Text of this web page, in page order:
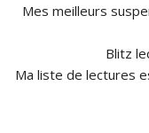
Mes meilleurs
Blitz
Ma liste de lectures